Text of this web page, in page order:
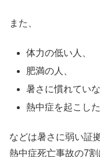
また、
体力の低い人、
肥満の人、
暑さに慣れていな
熱中症を起こし
などは暑さに弱い証
熱中症死亡事故の7